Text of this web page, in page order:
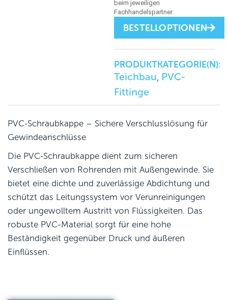
BESTELLOPTIONEN
PRODUKTKATEGORIE(N):
Teichbau, PVC-
Fittinge
PVC-Schraubkappe – Sichere Verschlusslösung für
Gewindeanschlüsse
Die PVC-Schraubkappe dient zum sicheren
Verschließen von Rohrenden mit Außengewinde. Sie
bietet eine dichte und zuverlässige Abdichtung und
schützt das Leitungssystem vor Verunreinigungen
oder ungewolltem Austritt von Flüssigkeiten. Das
robuste PVC-Material sorgt für eine hohe
Beständigkeit gegenüber Druck und äußeren
Einflüssen.